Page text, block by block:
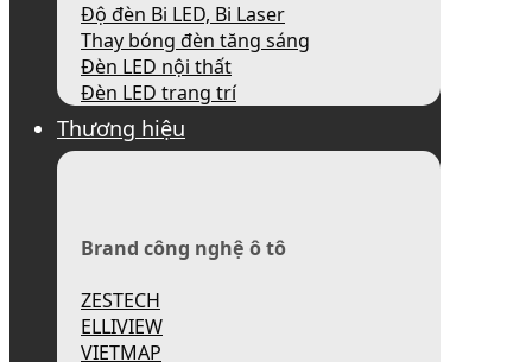
Độ đèn Bi LED, Bi Laser
Thay bóng đèn tăng sáng
Đèn LED nội thất
Đèn LED trang trí
Thương hiệu
Brand công nghệ ô tô
ZESTECH
ELLIVIEW
VIETMAP